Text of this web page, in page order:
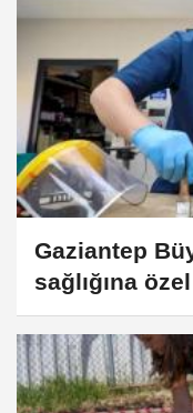
Gaziantep
sağlığına